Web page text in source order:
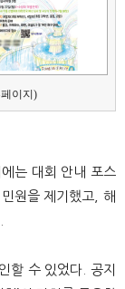
이지)
는 대회 안내 포스
원을 제기했고, 해
할 수 있었다. 공지